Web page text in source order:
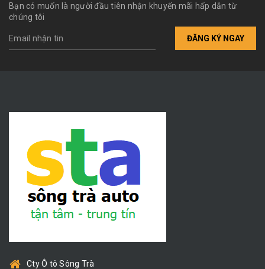
Bạn có muốn là người đầu tiên nhận khuyến mãi hấp dẫn từ
chúng tôi
ĐĂNG KÝ NGAY
Cty Ô tô Sông Trà